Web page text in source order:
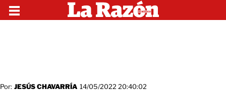
Por: JESÚS CHAVARRÍA 14/05/2022 20:40:02